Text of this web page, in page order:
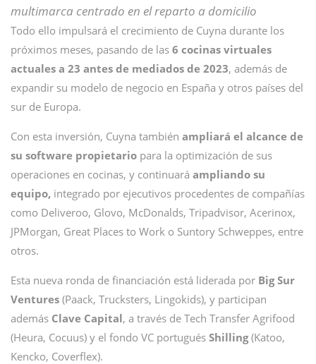
multimarca centrado en el reparto a domicilio
Todo ello impulsará el crecimiento de Cuyna durante los
próximos meses, pasando de las 6 cocinas virtuales
actuales a 23 antes de mediados de 2023, además de
expandir su modelo de negocio en España y otros países del
sur de Europa.
Con esta inversión, Cuyna también ampliará el alcance de
su software propietario para la optimización de sus
operaciones en cocinas, y continuará ampliando su
equipo, integrado por ejecutivos procedentes de compañías
como Deliveroo, Glovo, McDonalds, Tripadvisor, Acerinox,
JPMorgan, Great Places to Work o Suntory Schweppes, entre
otros.
Esta nueva ronda de financiación está liderada por Big Sur
Ventures (Paack, Trucksters, Lingokids), y participan
además Clave Capital, a través de Tech Transfer Agrifood
(Heura, Cocuus) y el fondo VC portugués Shilling(Katoo,
Kencko, Coverflex).